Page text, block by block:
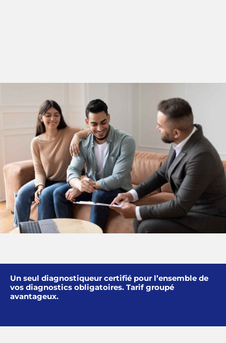
Un seul diagnostiqueur certifié pour l’ensemble de
vos diagnostics obligatoires. Tarif groupé
avantageux.